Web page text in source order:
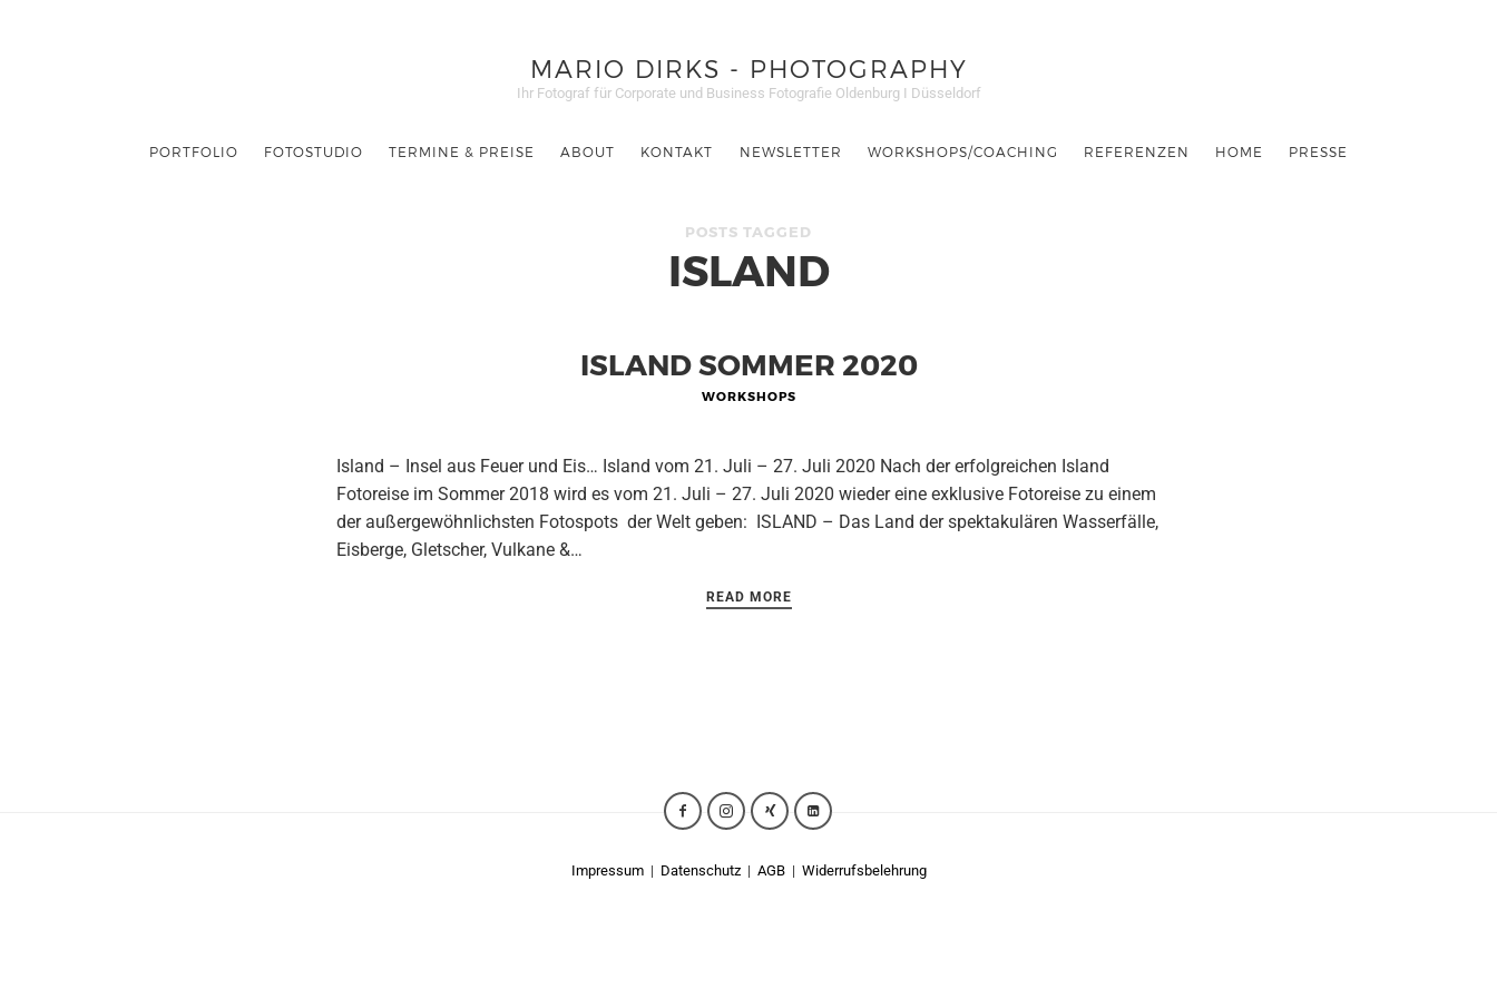
MARIO DIRKS - PHOTOGRAPHY
Ihr Fotograf für Corporate und Business Fotografie Oldenburg I Düsseldorf
PORTFOLIO FOTOSTUDIO TERMINE & PREISE ABOUT KONTAKT NEWSLETTER WORKSHOPS/COACHING REFERENZEN HOME PRESSE
POSTS TAGGED
ISLAND
ISLAND SOMMER 2020
WORKSHOPS
Island – Insel aus Feuer und Eis… Island vom 21. Juli – 27. Juli 2020 Nach der erfolgreichen Island
Fotoreise im Sommer 2018 wird es vom 21. Juli – 27. Juli 2020 wieder eine exklusive Fotoreise zu einem
der außergewöhnlichsten Fotospots der Welt geben: ISLAND – Das Land der spektakulären Wasserfälle,
Eisberge, Gletscher, Vulkane &…
READ MORE
Impressum| Datenschutz | AGB| Widerrufsbelehrung